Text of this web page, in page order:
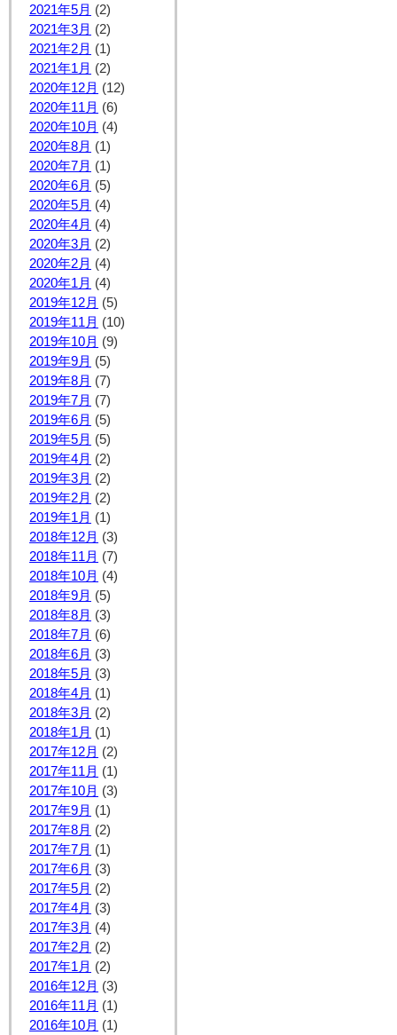
2021年5月 (2)
2021年3月 (2)
2021年2月 (1)
2021年1月 (2)
2020年12月 (12)
2020年11月 (6)
2020年10月 (4)
2020年8月 (1)
2020年7月 (1)
2020年6月 (5)
2020年5月 (4)
2020年4月 (4)
2020年3月 (2)
2020年2月 (4)
2020年1月 (4)
2019年12月 (5)
2019年11月 (10)
2019年10月 (9)
2019年9月 (5)
2019年8月 (7)
2019年7月 (7)
2019年6月 (5)
2019年5月 (5)
2019年4月 (2)
2019年3月 (2)
2019年2月 (2)
2019年1月 (1)
2018年12月 (3)
2018年11月 (7)
2018年10月 (4)
2018年9月 (5)
2018年8月 (3)
2018年7月 (6)
2018年6月 (3)
2018年5月 (3)
2018年4月 (1)
2018年3月 (2)
2018年1月 (1)
2017年12月 (2)
2017年11月 (1)
2017年10月 (3)
2017年9月 (1)
2017年8月 (2)
2017年7月 (1)
2017年6月 (3)
2017年5月 (2)
2017年4月 (3)
2017年3月 (4)
2017年2月 (2)
2017年1月 (2)
2016年12月 (3)
2016年11月 (1)
2016年10月 (1)